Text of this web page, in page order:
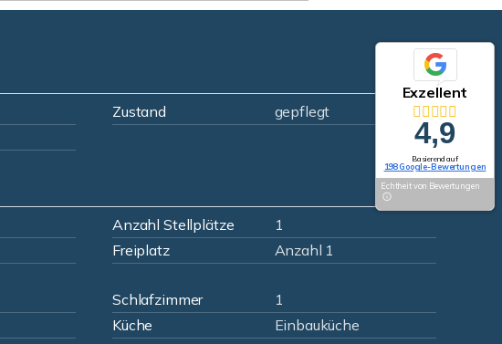
Zustand
gepflegt
Anzahl Stellplätze
1
Freiplatz
Anzahl 1
Schlafzimmer
1
Küche
Einbauküche
Exzellent
4,9
Basierend auf
198 Google-Bewertungen
Echtheit von Bewertungen